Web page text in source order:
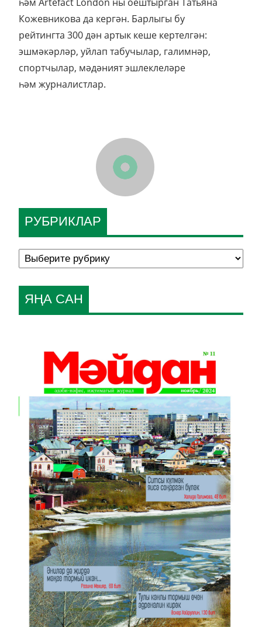
Кожевникова да кергән. Барлыгы бу
рейтингта 300 дән артык кеше кертелгән:
эшмәкәрләр, уйлап табучылар, галимнәр,
спортчылар, мәдәният эшлеклеләре
һәм журналистлар.
РУБРИКЛАР
ЯҢА САН